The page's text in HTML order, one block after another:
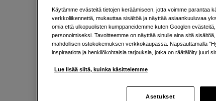
Audio Technica
Käytämme evästeitä tietojen keräämiseen, jotta voimme parantaa
verkkoliikennettä, mukauttaa sisältöä ja näyttää asiaankuuluvaa
omia että ulkopuolisten kumppaneidemme kuten Googlen
personoimiseksi. Tavoitteemme on näyttää sinulle aina sitä
mahdollisen ostokokemuksen verkkokaupassa. Napsauttamalla
inspiraatiota ja henkilökohtaisia tarjouksia, jotka on räätälöity juuri
Lue lisää siitä, kuinka käsittelemme
Asetukset